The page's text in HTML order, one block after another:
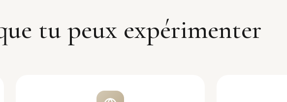
tu peux expérimenter